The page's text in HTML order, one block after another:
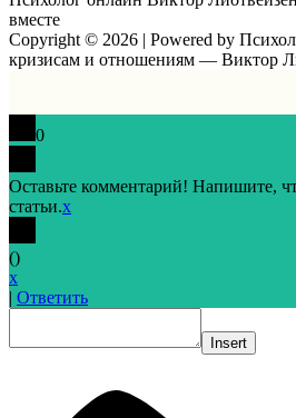
вместе
Copyright © 2026 | Powered by
кризисам и отношениям — Виктор
0
Оставьте комментарий! Напишите,
статьи.x
()
x
| Ответить
Insert